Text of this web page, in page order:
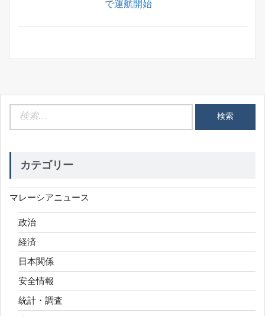
ン
で運航開始
カテゴリー
マレーシアニュース
政治
経済
日本関係
安全情報
統計・調査